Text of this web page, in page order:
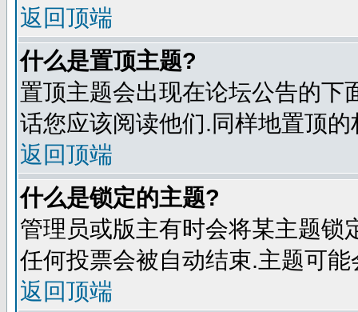
返回顶端
什么是置顶主题?
置顶主题会出现在论坛公告的下
话您应该阅读他们.同样地置顶
返回顶端
什么是锁定的主题?
管理员或版主有时会将某主题锁
任何投票会被自动结束.主题可
返回顶端